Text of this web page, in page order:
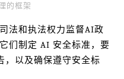
的框架
法和执法权力监督AI政
们制定 AI 安全标准，要
，以及确保遵守安全标